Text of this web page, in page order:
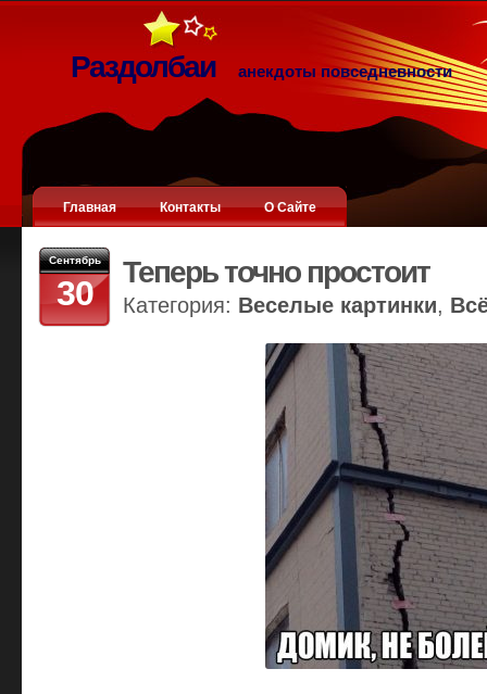
Раздолбаи анекдоты повседневности
Главная Контакты О Сайте
Сентябрь
30
Теперь точно простоит
Категория: Веселые картинки,